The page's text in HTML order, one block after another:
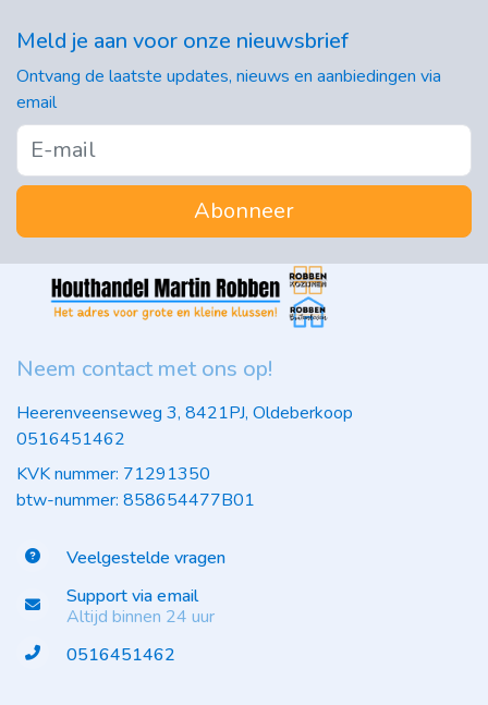
Meld je aan voor onze nieuwsbrief
Ontvang de laatste updates, nieuws en aanbiedingen via
email
Abonneer
Neem contact met ons op!
Heerenveenseweg 3, 8421PJ, Oldeberkoop
0516451462
KVK nummer: 71291350
btw-nummer: 858654477B01
Veelgestelde vragen
Support via email
Altijd binnen 24 uur
0516451462